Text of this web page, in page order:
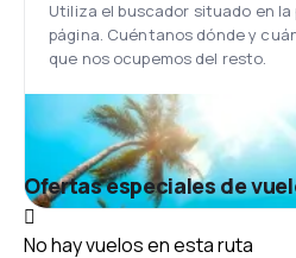
Utiliza el buscador situado en
página. Cuéntanos dónde y
que nos ocupemos del resto.
Ofertas especiales de
No hay vuelos en esta ruta